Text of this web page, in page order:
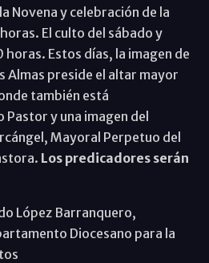
Novena y celebración de la
El culto del sábado y
horas. Estos días, la imagen de
Almas preside el altar mayor
también está
y una imagen del
Mayoral Perpetuo del
Los predicadores serán
López Barranquero,
Diocesano para la